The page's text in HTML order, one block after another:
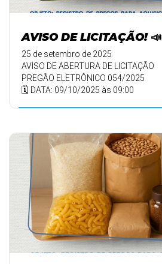
AVISO DE LICITAÇÃO! 📣
25 de setembro de 2025
AVISO DE ABERTURA DE LICITAÇÃO
PREGÃO ELETRÔNICO 054/2025
🗓️ DATA: 09/10/2025 às 09:00